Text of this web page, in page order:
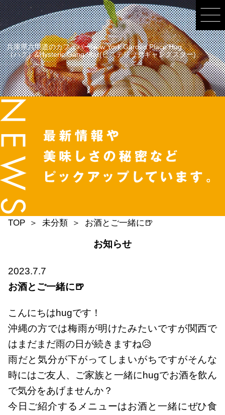
兵庫県六甲道のカフェバーNew York Garden Place Hug
（ハグ）&Hysteric Gang Star(ヒステリックギャングスター)
TOP 未分類 お酒とご一緒に🍺
お知らせ
2023.7.7
お酒とご一緒に🍺
こんにちはhugです！
沖縄の方では梅雨が明けたみたいですが関西で
はまだまだ雨の日が続きますね😥
雨だと気分が下がってしまいがちですがそんな
時にはご友人、ご家族と一緒にhugでお酒を飲ん
で気分をあげませんか？
今日ご紹介するメニューはお酒と一緒にぜひ食